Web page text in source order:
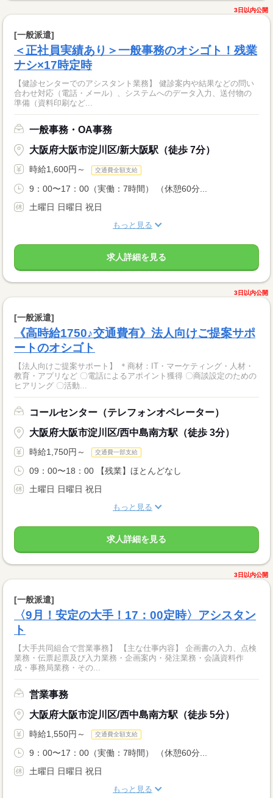
3日以内公開
[一般派遣]
＜正社員実績あり＞一般事務のオシゴト！残業
ナシ×17時定時
【健診センターでのアシスタント業務】 健診案内や結果などの問い
合わせ対応（電話・メール）、システムへのデータ入力、送付物の
準備（資料印刷など...
一般事務・OA事務
大阪府大阪市淀川区/新大阪駅（徒歩 7分）
時給1,600円～ 交通費全額支給
9：00〜17：00（実働：7時間） （休憩60分...
土曜日 日曜日 祝日
もっと見る
求人詳細を見る
3日以内公開
[一般派遣]
《高時給1750♪交通費有》法人向けご提案サポ
ートのオシゴト
【法人向けご提案サポート】 ＊商材：IT・マーケティング・人材・
教育・アプリなど 〇電話によるアポイント獲得 〇商談設定のための
ヒアリング 〇活動...
コールセンター（テレフォンオペレーター）
大阪府大阪市淀川区/西中島南方駅（徒歩 3分）
時給1,750円～ 交通費一部支給
09：00〜18：00 【残業】ほとんどなし
土曜日 日曜日 祝日
もっと見る
求人詳細を見る
3日以内公開
[一般派遣]
〈9月！安定の大手！17：00定時〉アシスタン
ト
【大手共同組合で営業事務】 【主な仕事内容】 企画書の入力、点検
業務・伝票起票及び入力業務・企画案内・発注業務・会議資料作
成・事務局業務・その...
営業事務
大阪府大阪市淀川区/西中島南方駅（徒歩 5分）
時給1,550円～ 交通費全額支給
9：00〜17：00（実働：7時間） （休憩60分...
土曜日 日曜日 祝日
もっと見る